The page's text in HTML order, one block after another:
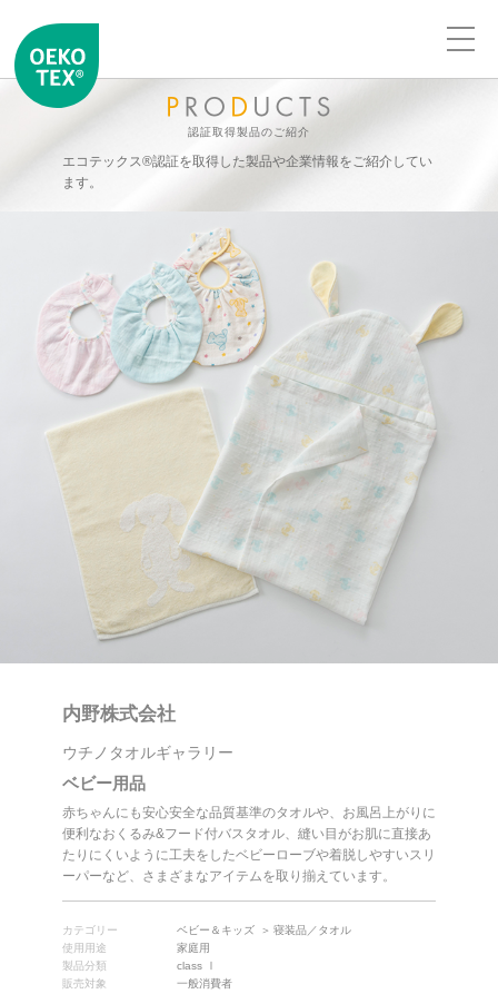
認証取得製品のご紹介
エコテックス®認証を取得した製品や企業情報をご紹介してい
ます。
内野株式会社
ウチノタオルギャラリー
ベビー用品
赤ちゃんにも安心安全な品質基準のタオルや、お風呂上がりに
便利なおくるみ&フード付バスタオル、縫い目がお肌に直接あ
たりにくいように工夫をしたベビーローブや着脱しやすいスリ
ーパーなど、さまざまなアイテムを取り揃えています。
カテゴリー ベビー＆キッズ
寝装品／タオル
使用用途
家庭用
製品分類
class Ⅰ
販売対象
一般消費者